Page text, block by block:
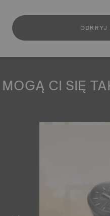
MOGĄ CI SIĘ